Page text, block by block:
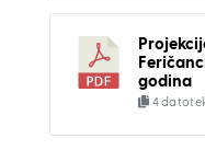
godina
4